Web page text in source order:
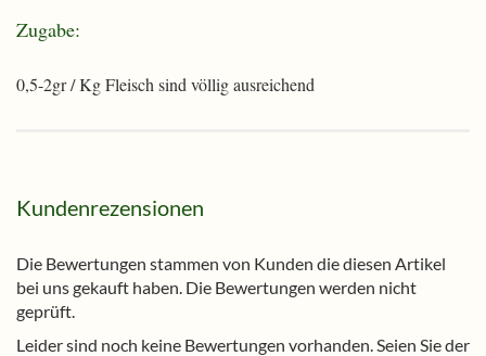
Zugabe:
0,5-2gr / Kg Fleisch sind völlig ausreichend
Kundenrezensionen
Die Bewertungen stammen von Kunden die diesen Artikel
bei uns gekauft haben. Die Bewertungen werden nicht
geprüft.
Leider sind noch keine Bewertungen vorhanden. Seien Sie der